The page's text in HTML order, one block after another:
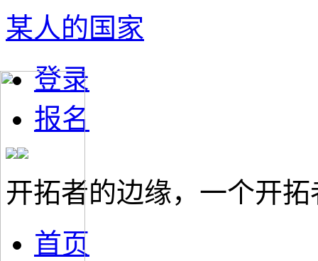
某人的国家
登录
报名
开拓者的边缘，一个开
首页